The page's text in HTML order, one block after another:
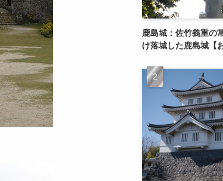
鹿島城：佐竹義重の
け落城した鹿島城【